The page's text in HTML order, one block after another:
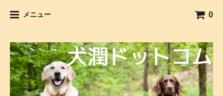
メニュー 0